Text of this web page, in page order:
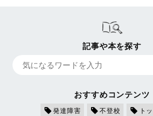
記事や本を探す
おすすめコンテンツ
発達障害 不登校
ト